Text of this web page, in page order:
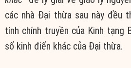
các nhà Đại thừa sau này đều
tính chính truyền của Kinh tạng
số kinh điển khác của Đại thừa.